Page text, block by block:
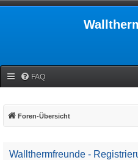
FAQ
Foren-Übersicht
Wallthermfreunde -